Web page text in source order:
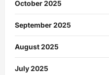
October 2025
September 2025
August 2025
July 2025